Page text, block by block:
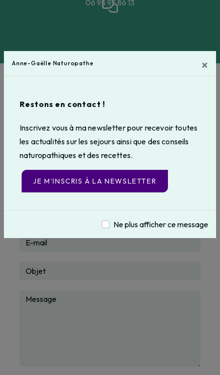
Anne-Gaëlle Naturopathe ×
Restons en contact !
Inscrivez vous à ma newsletter pour recevoir toutes
les actualités sur les sejours ainsi que des conseils
naturopathiques et des recettes.
JE M’INSCRIS À LA NEWSLETTER
Ne plus afficher ce message
06 95 95 86 13
N'hésitez pas à nous